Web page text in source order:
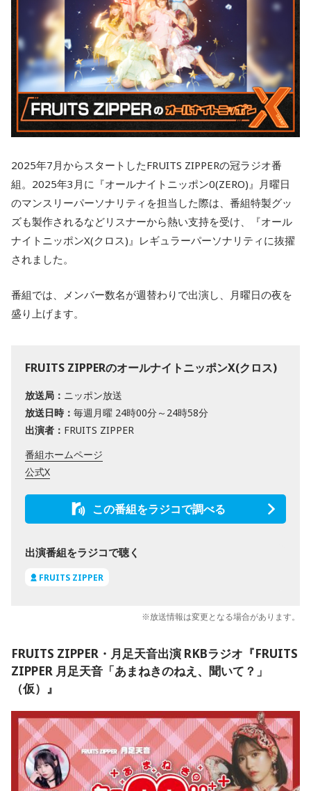
2025年7月からスタートしたFRUITS ZIPPERの冠ラジオ番
組。2025年3月に『オールナイトニッポン0(ZERO)』月曜日
のマンスリーパーソナリティを担当した際は、番組特製グッ
ズも製作されるなどリスナーから熱い支持を受け、『オール
ナイトニッポンX(クロス)』レギュラーパーソナリティに抜擢
されました。
番組では、メンバー数名が週替わりで出演し、月曜日の夜を
盛り上げます。
FRUITS ZIPPERのオールナイトニッポンX(クロス)
放送局： ニッポン放送
放送日時： 毎週月曜 24時00分～24時58分
出演者： FRUITS ZIPPER
番組ホームページ
公式X
この番組をラジコで調べる
出演番組をラジコで聴く
FRUITS ZIPPER
※放送情報は変更となる場合があります。
FRUITS ZIPPER・月足天音出演 RKBラジオ『FRUITS
ZIPPER 月足天音「あまねきのねえ、聞いて？」
（仮）』